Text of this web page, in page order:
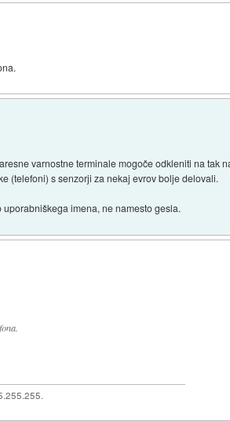
varnostne terminale mogoče odkleniti na tak
(telefoni) s senzorji za nekaj evrov bolje delovali.
imena, ne namesto gesla.